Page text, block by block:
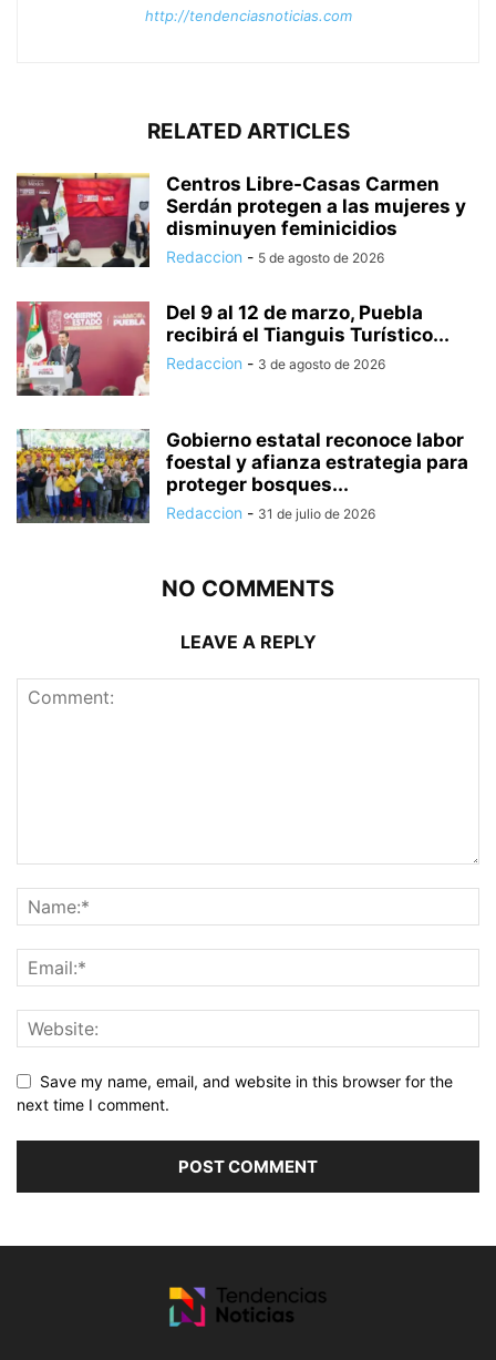
http://tendenciasnoticias.com
RELATED ARTICLES
Centros Libre-Casas Carmen
Serdán protegen a las mujeres y
disminuyen feminicidios
Redaccion - 5 de agosto de 2026
Del 9 al 12 de marzo, Puebla
recibirá el Tianguis Turístico...
Redaccion - 3 de agosto de 2026
Gobierno estatal reconoce labor
foestal y afianza estrategia para
proteger bosques...
Redaccion - 31 de julio de 2026
NO COMMENTS
LEAVE A REPLY
Save my name, email, and website in this browser for the
next time I comment.